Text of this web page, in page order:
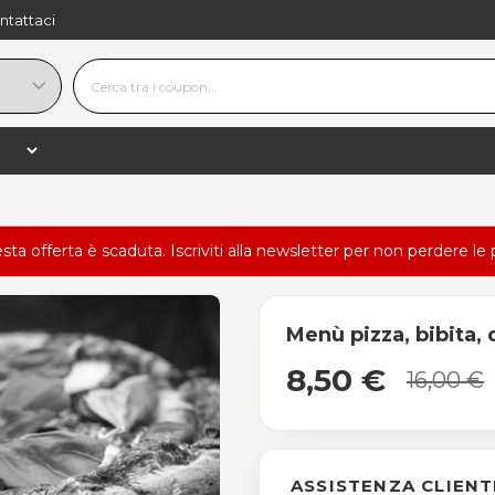
offerta è scaduta. Iscriviti alla newsletter per non perdere le
Menù pizza, bibita,
8,50 € 16,00 €
ASSISTENZA